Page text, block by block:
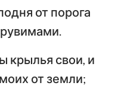
40 41
42
47 48
от порога
крылья свои, и
от земли;